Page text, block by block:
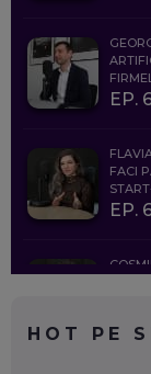
EP.
FACI
EP.
HOT PE